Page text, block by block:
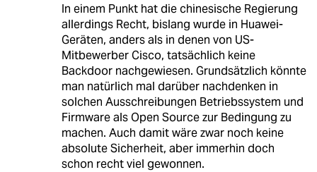
In einem Punkt hat die chinesische Regierung
allerdings Recht, bislang wurde in Huawei-
Geräten, anders als in denen von US-
Mitbewerber Cisco, tatsächlich keine
Backdoor nachgewiesen. Grundsätzlich könnte
man natürlich mal darüber nachdenken in
solchen Ausschreibungen Betriebssystem und
Firmware als Open Source zur Bedingung zu
machen. Auch damit wäre zwar noch keine
absolute Sicherheit, aber immerhin doch
schon recht viel gewonnen.